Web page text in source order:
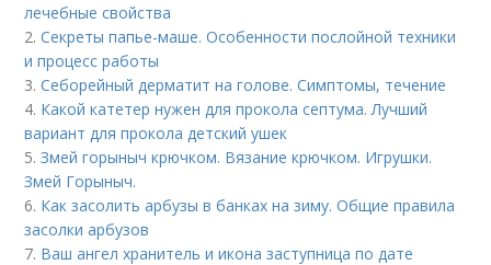
лечебные свойства
2.Секреты папье-маше. Особенности послойной техники
и процесс работы
3.Себорейный дерматит на голове. Cимптомы, течение
4. Какой катетер нужен для прокола септума. Лучший
вариант для прокола детский ушек
5.Змей горыныч крючком. Вязание крючком. Игрушки.
Змей Горыныч.
6. Как засолить арбузы в банках на зиму. Общие правила
засолки арбузов
7. Ваш ангел хранитель и икона заступница по дате